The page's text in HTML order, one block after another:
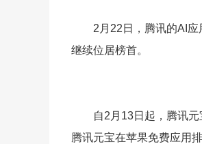
2月22日，腾讯的AI
继续位居榜首。
自2月13日起，腾讯
腾讯元宝在苹果免费应用